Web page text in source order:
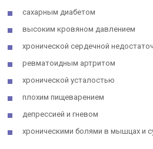
сахарным диабетом
высоким кровяном давлением
хронической сердечной
ревматоидным артритом
хронической усталостью
плохим пищеварением
депрессией и гневом
хроническими болями в мышцах и